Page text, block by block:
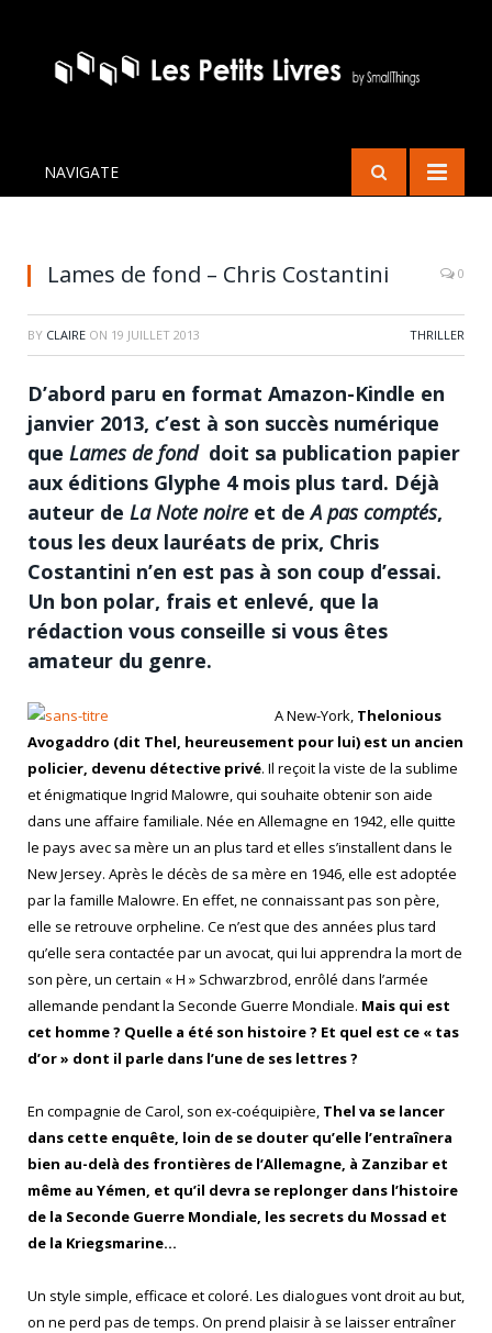
NAVIGATE
Lames de fond – Chris Costantini 0
BY CLAIRE ON 19 JUILLET 2013 THRILLER
D’abord paru en format Amazon-Kindle en
janvier 2013, c’est à son succès numérique
que Lames de fond doit sa publication papier
aux éditions Glyphe 4 mois plus tard. Déjà
auteur de La Note noireet deA pas comptés,
tous les deux lauréats de prix, Chris
Costantini n’en est pas à son coup d’essai.
Un bon polar, frais et enlevé, que la
rédaction vous conseille si vous êtes
amateur du genre.
A New-York, Thelonious
Avogaddro (dit Thel, heureusement pour lui) est un ancien
policier, devenu détective privé. Il reçoit la viste de la sublime
et énigmatique Ingrid Malowre, qui souhaite obtenir son aide
dans une affaire familiale. Née en Allemagne en 1942, elle quitte
le pays avec sa mère un an plus tard et elles s’installent dans le
New Jersey. Après le décès de sa mère en 1946, elle est adoptée
par la famille Malowre. En effet, ne connaissant pas son père,
elle se retrouve orpheline. Ce n’est que des années plus tard
qu’elle sera contactée par un avocat, qui lui apprendra la mort de
son père, un certain « H » Schwarzbrod, enrôlé dans l’armée
allemande pendant la Seconde Guerre Mondiale. Mais qui est
cet homme ? Quelle a été son histoire ? Et quel est ce « tas
d’or » dont il parle dans l’une de ses lettres ?
En compagnie de Carol, son ex-coéquipière, Thel va se lancer
dans cette enquête, loin de se douter qu’elle l’entraînera
bien au-delà des frontières de l’Allemagne, à Zanzibar et
même au Yémen, et qu’il devra se replonger dans l’histoire
de la Seconde Guerre Mondiale, les secrets du Mossad et
de la Kriegsmarine…
Un style simple, efficace et coloré. Les dialogues vont droit au but,
on ne perd pas de temps. On prend plaisir à se laisser entraîner